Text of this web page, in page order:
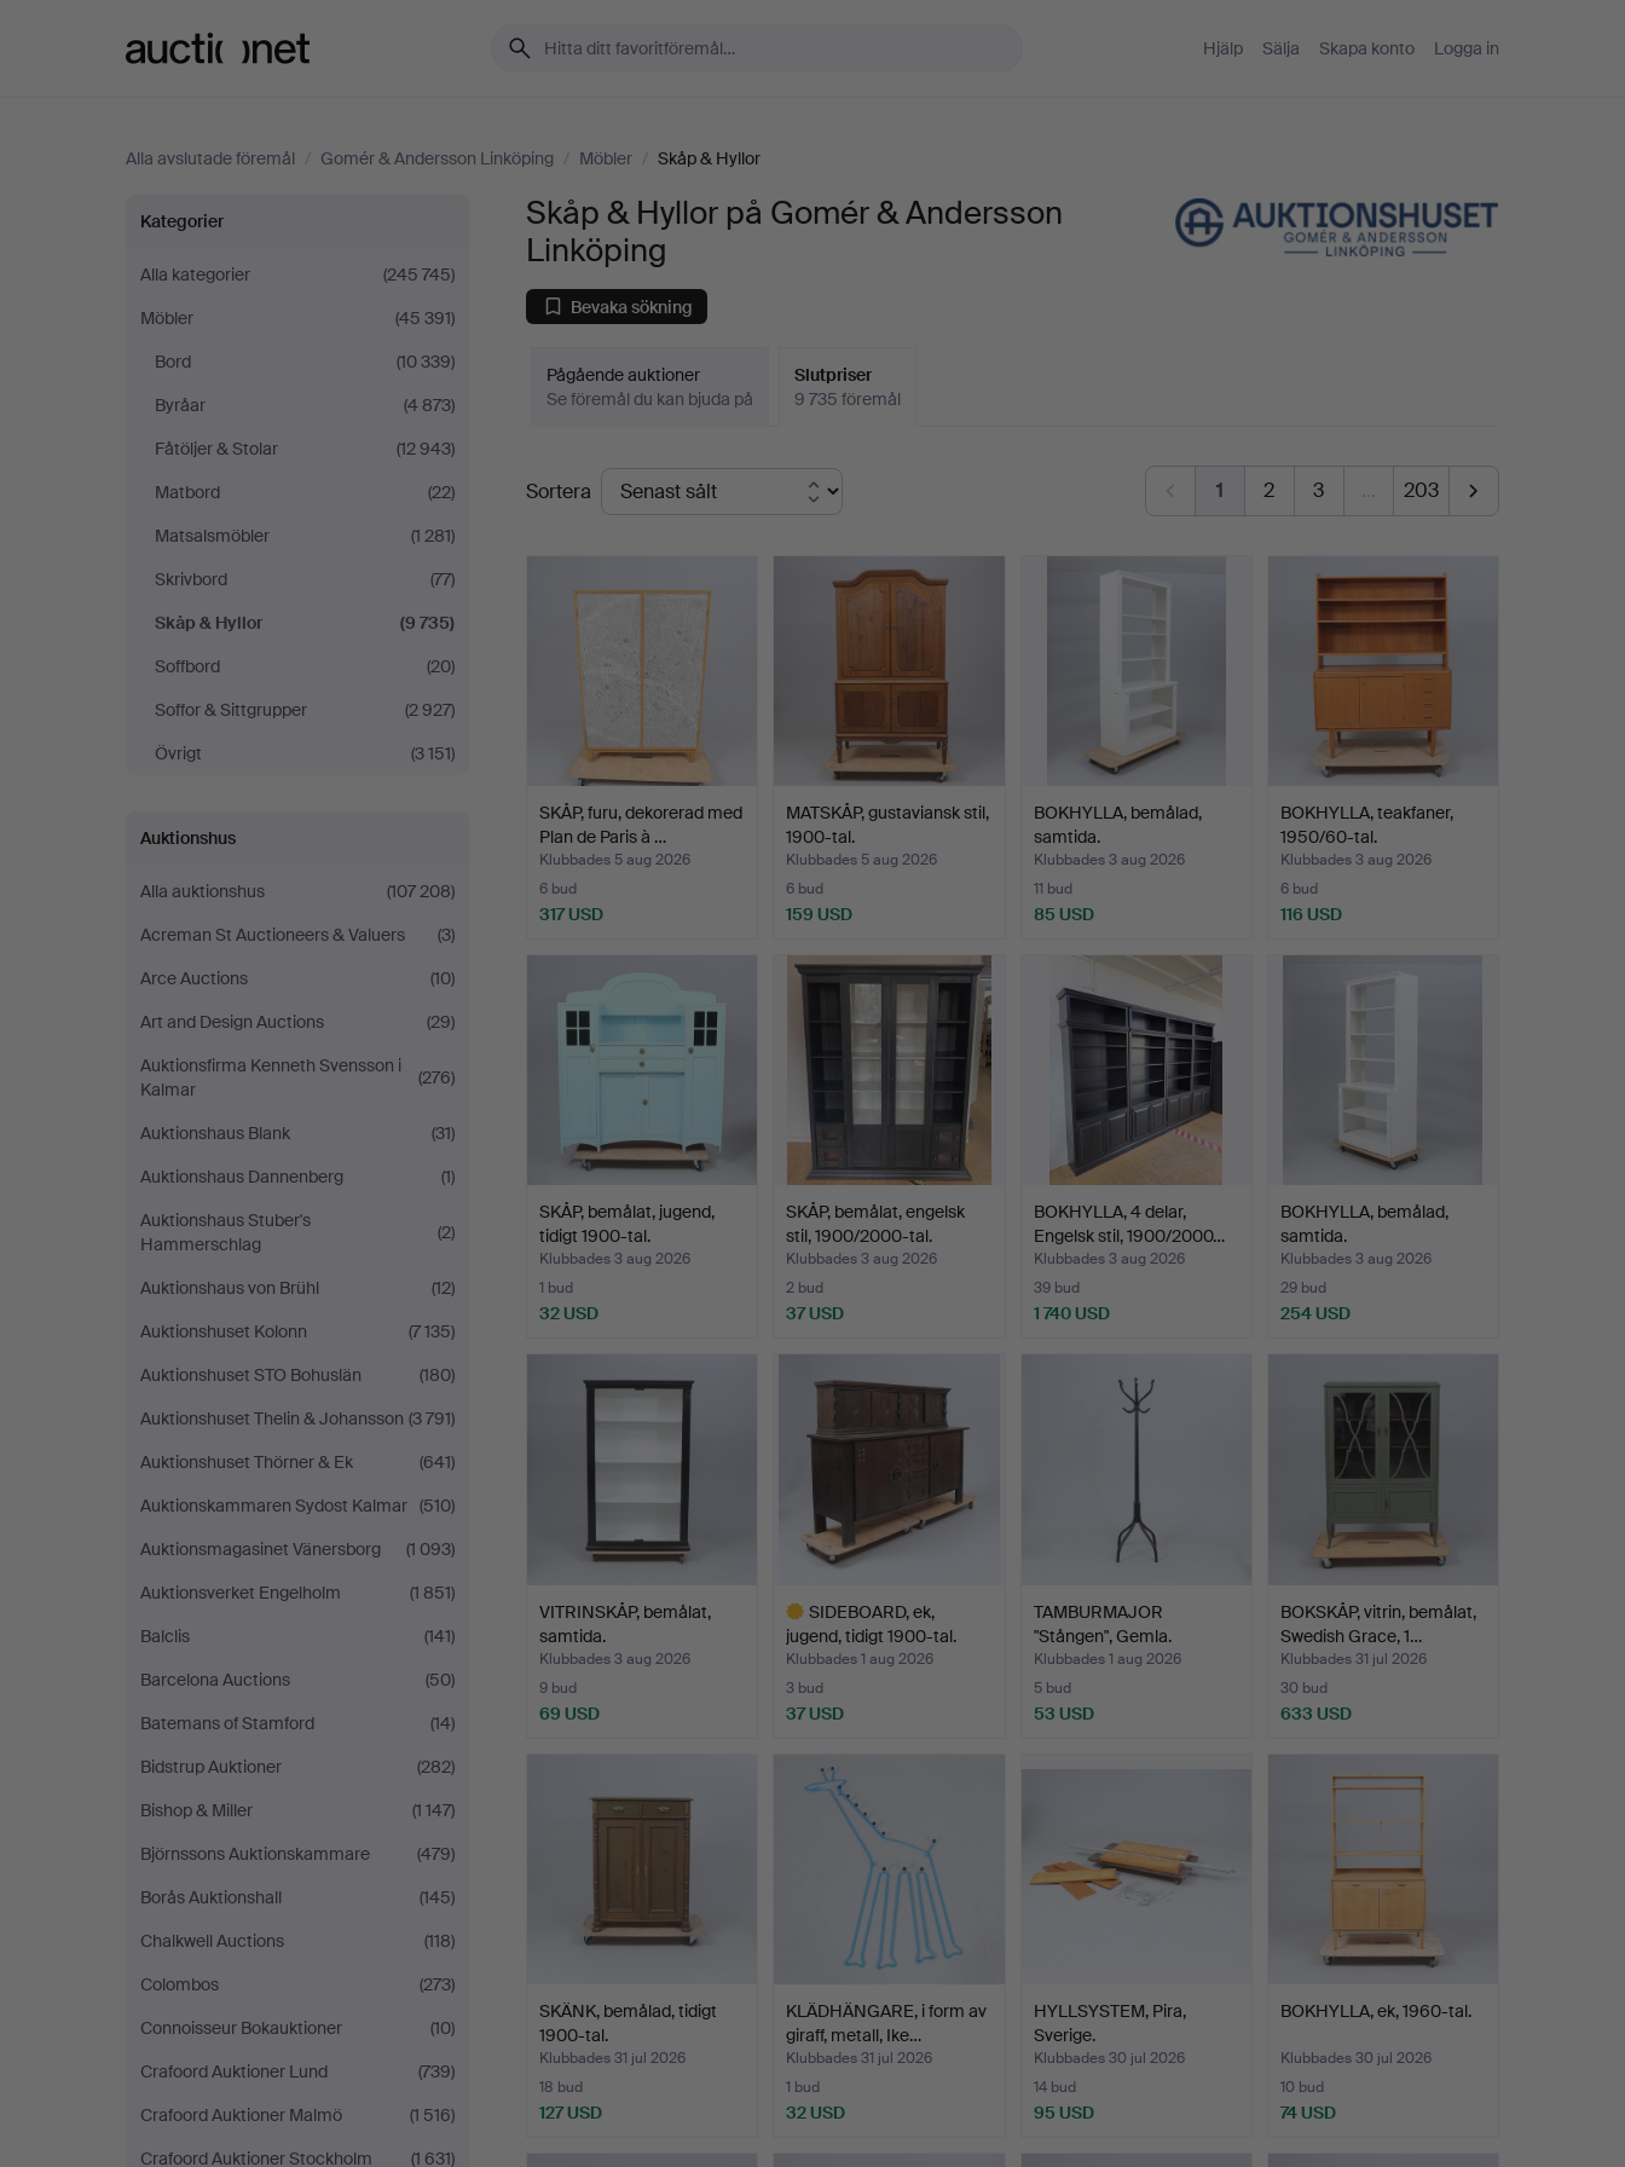
Hjälp Sälja Skapa konto Logga in
Alla avslutade föremål / Gomér & Andersson Linköping / Möbler / Skåp & Hyllor
Skåp
&
Hyllor
på
Gomér
Andersson
Linköping
Kategorier
Alla kategorier
(245 745)
Möbler
(45 391)
Bord
(10 339)
Byråar
(4 873)
Fåtöljer & Stolar
(12 943)
Matbord
(22)
Matsalsmöbler
(1 281)
Skrivbord
(77)
Skåp & Hyllor
(9 735)
Soffbord
(20)
Soffor & Sittgrupper
(2 927)
Övrigt
(3 151)
Auktionshus
Alla auktionshus
(107 208)
Acreman St Auctioneers & Valuers
(3)
Arce Auctions
(10)
Art and Design Auctions
(29)
Auktionsfirma Kenneth Svensson i
Kalmar
(276)
Auktionshaus Blank
(31)
Auktionshaus Dannenberg
(1)
Auktionshaus Stuber's
Hammerschlag
(2)
Auktionshaus von Brühl
(12)
Auktionshuset Kolonn
(7 135)
Auktionshuset STO Bohuslän
(180)
Auktionshuset Thelin & Johansson (3 791)
Auktionshuset Thörner & Ek
(641)
Auktionskammaren Sydost Kalmar (510)
Auktionsmagasinet Vänersborg
(1 093)
Auktionsverket Engelholm
(1 851)
Balclis
(141)
Barcelona Auctions
(50)
Batemans of Stamford
(14)
Bidstrup Auktioner
(282)
Bishop & Miller
(1 147)
Björnssons Auktionskammare
(479)
Borås Auktionshall
(145)
Chalkwell Auctions
(118)
Colombos
(273)
Connoisseur Bokauktioner
(10)
Crafoord Auktioner Lund
(739)
Crafoord Auktioner Malmö
(1 516)
Crafoord Auktioner Stockholm
(1 631)
Skåp & Hyllor på Gomér & Andersson
Linköping
Bevaka sökning
Pågående auktioner
Se föremål du kan bjuda på
Slutpriser
9 735 föremål
Slutpriser
Sortera 1 2 3 … 203
SKÅP, furu, dekorerad med
Plan de Paris à …
Klubbades 5 aug 2026
6 bud
317 USD
MATSKÅP, gustaviansk stil,
1900-tal.
Klubbades 5 aug 2026
6 bud
159 USD
BOKHYLLA, bemålad,
samtida.
Klubbades 3 aug 2026
11 bud
85 USD
BOKHYLLA, teakfaner,
1950/60-tal.
Klubbades 3 aug 2026
6 bud
116 USD
SKÅP, bemålat, jugend,
tidigt 1900-tal.
Klubbades 3 aug 2026
1 bud
32 USD
SKÅP, bemålat, engelsk
stil, 1900/2000-tal.
Klubbades 3 aug 2026
2 bud
37 USD
BOKHYLLA, 4 delar,
Engelsk stil, 1900/2000…
Klubbades 3 aug 2026
39 bud
1 740 USD
BOKHYLLA, bemålad,
samtida.
Klubbades 3 aug 2026
29 bud
254 USD
VITRINSKÅP, bemålat,
samtida.
Klubbades 3 aug 2026
9 bud
69 USD
SIDEBOARD, ek,
jugend, tidigt 1900-tal.
Klubbades 1 aug 2026
3 bud
37 USD
föremål
TAMBURMAJOR
"Stången", Gemla.
Klubbades 1 aug 2026
5 bud
53 USD
BOKSKÅP, vitrin, bemålat,
Swedish Grace, 1…
Klubbades 31 jul 2026
30 bud
633 USD
SKÄNK, bemålad, tidigt
1900-tal.
Klubbades 31 jul 2026
18 bud
127 USD
KLÄDHÄNGARE, i form av
giraff, metall, Ike…
Klubbades 31 jul 2026
1 bud
32 USD
HYLLSYSTEM, Pira,
Sverige.
Klubbades 30 jul 2026
14 bud
95 USD
BOKHYLLA, ek, 1960-tal.
Klubbades 30 jul 2026
10 bud
74 USD